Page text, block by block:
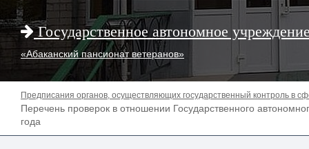
Государственное автономное
«Абаканский пансионат ветеранов»
Предписания органов, осуществляющих государственный контроль в
Перечень проверок в отношении Государственного
года